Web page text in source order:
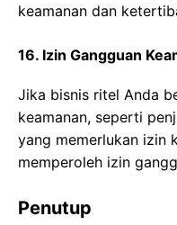
keamanan dan
16. Izin Gangguan
Jika bisnis ritel Anda
keamanan, seperti
yang memerlukan izin
memperoleh izin
Penutup